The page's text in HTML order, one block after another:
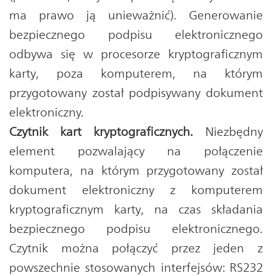
ma prawo ją unieważnić). Generowanie
bezpiecznego podpisu elektronicznego
odbywa się w procesorze kryptograficznym
karty, poza komputerem, na którym
przygotowany został podpisywany dokument
elektroniczny.
Czytnik kart kryptograficznych. Niezbędny
element pozwalający na połączenie
komputera, na którym przygotowany został
dokument elektroniczny z komputerem
kryptograficznym karty, na czas składania
bezpiecznego podpisu elektronicznego.
Czytnik można połączyć przez jeden z
powszechnie stosowanych interfejsów: RS232